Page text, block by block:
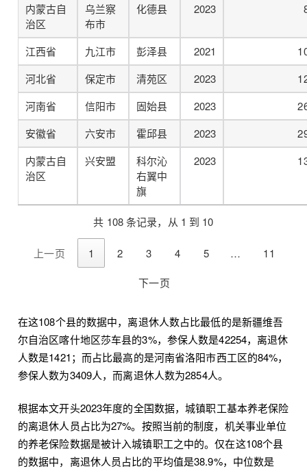
内蒙古自
治区
乌兰察
布市
化德县 2023
江西省 九江市 彭泽县 2021
河北省
保定市 清苑区 2023
河南省
信阳市 固始县 2023
安徽省
六安市 霍邱县 2023
内蒙古自
治区
兴安盟
科尔沁
右翼中
旗
2023
共 108 条记录，从 1 到 10
上一页 1 2 3 4 5 … 11
下一页
在这108个县的数据中，离退休人数占比最低的是新疆维吾
尔自治区喀什地区莎车县的3%，参保人数是42254，离退休
人数是1421；而占比最高的是河南省洛阳市西工区的84%，
参保人数为3409人，而离退休人数为2854人。
根据本文开头2023年度的全国数据，城镇职工基本养老保险
的离退休人员占比为27%。按照当前的制度，机关事业单位
的养老保险数据是被计入城镇职工之中的。仅在这108个县
的数据中，离退休人员占比的平均值是38.9%，中位数是